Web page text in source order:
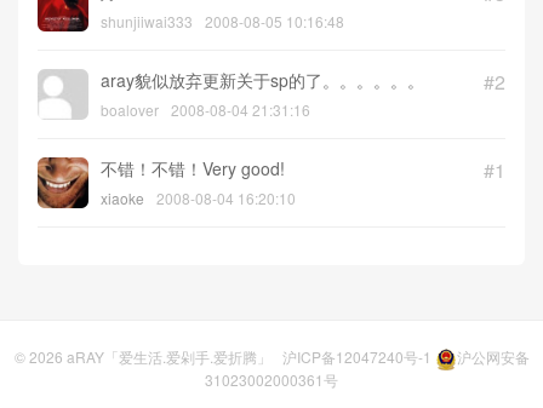
shunjiiwai333 2008-08-05 10:16:48
#2
aray貌似放弃更新关于sp的了。。。。。。
boalover 2008-08-04 21:31:16
#1
不错！不错！Very good!
xiaoke 2008-08-04 16:20:10
© 2026 aRAY「爱生活.爱剁手.爱折腾」 沪ICP备12047240号-1
沪公网安备
31023002000361号